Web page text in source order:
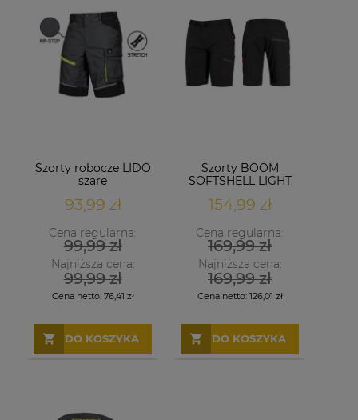
Szorty robocze LIDO
szare
93,99 zł
Cena regularna:
99,99 zł
Najniższa cena:
99,99 zł
Cena netto: 76,41 zł
DO KOSZYKA
Szorty BOOM
SOFTSHELL LIGHT
154,99 zł
Cena regularna:
169,99 zł
Najniższa cena:
169,99 zł
Cena netto: 126,01 zł
DO KOSZYKA